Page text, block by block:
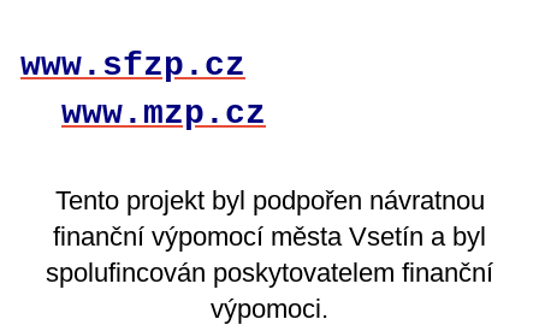
www.sfzp.cz
www.mzp.cz
Tento projekt byl podpořen návratnou
finanční výpomocí města Vsetín a byl
spolufincován poskytovatelem finanční
výpomoci.